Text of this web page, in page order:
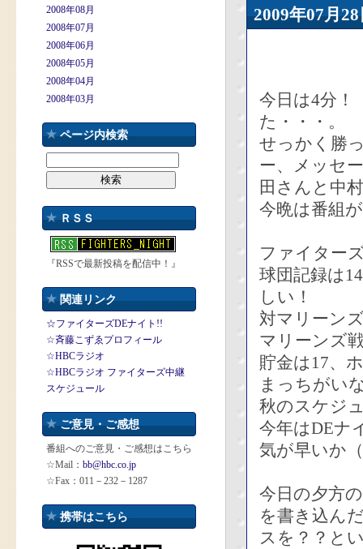
2008年08月
2008年07月
2008年06月
2008年05月
2008年04月
2008年03月
ページ内検索
ＲＳＳ
『RSSで最新投稿を配信中！』
関連リンク
☆ファイターズDEナイト!!
☆斉藤こずゑプロフィール
☆HBCラジオ
☆HBCラジオ ファイターズ中継
スケジュール
ご意見・ご感想
番組へのご意見・ご感想はこちら
☆Mail： bb@hbc.co.jp
☆Fax：011－232－1287
携帯はこちら
2009年07
今日は4分
た・・・。
せっかく勝
ー、メッセ
田さんと中
今晩は番組
ファイター
球団記録は
しい！
対マリーン
マリーンズ
貯金は17、
まっちがい
秋のスケジ
今年はDEナ
気が早いか
今日の夕方
を書き込ん
スを？？と